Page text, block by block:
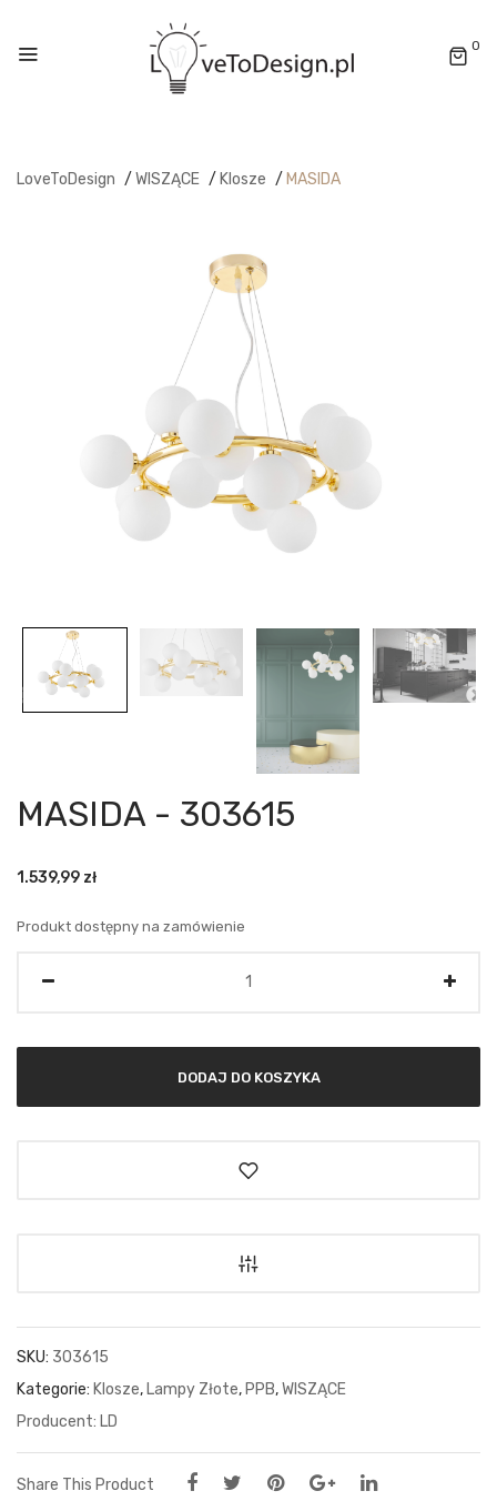
0
LoveToDesign / WISZĄCE / Klosze / MASIDA
MASIDA - 303615
1.539,99 zł
Produkt dostępny na zamówienie
DODAJ DO KOSZYKA
SKU: 303615
Kategorie: Klosze, Lampy Złote, PPB,WISZĄCE
LD
Share This Product